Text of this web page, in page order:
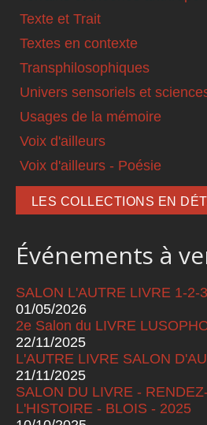
Texte et Trait
Textes en contexte
Transphilosophiques
Univers sensoriels et
Usages de la mémoire
Voix d'ailleurs
Voix d'ailleurs - Poésie
LES COLLECTIONS EN
Événements à
SALON L'AUTRE LIVRE 1-2-
01/05/2026
2e Salon du LIVRE
22/11/2025
L'AUTRE LIVRE SALON
21/11/2025
SALON DU LIVRE -
L'HISTOIRE - BLOIS - 2025